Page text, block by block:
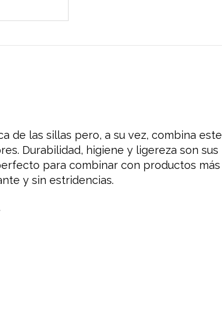
de las sillas pero, a su vez, combina este
Durabilidad, higiene y ligereza son sus
para combinar con productos más
y sin estridencias.